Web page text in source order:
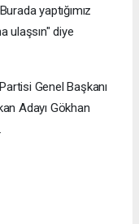
yaptığımız
ulaşsın" diye
Genel Başkanı
Adayı Gökhan